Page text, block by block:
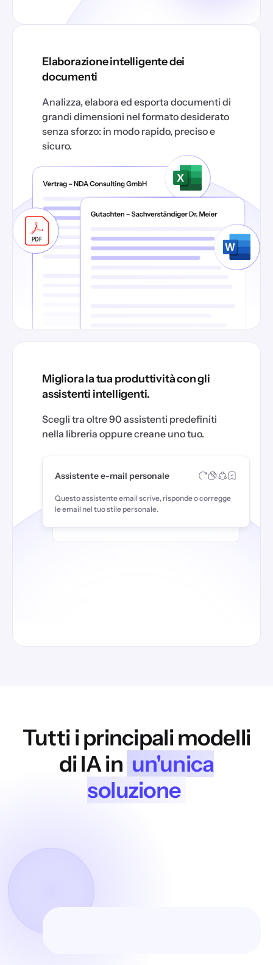
Elaborazione intelligente dei
documenti
Analizza, elabora ed esporta documenti di
grandi dimensioni nel formato desiderato
senza sforzo: in modo rapido, preciso e
sicuro.
Migliora la tua produttività con gli
assistenti intelligenti.
Scegli tra oltre 90 assistenti predefiniti
nella libreria oppure creane uno tuo.
Assistente e-mail personale
Questo assistente email scrive, risponde o corregge
le email nel tuo stile personale.
Tutti i principali modelli
di IA in un'unica
soluzione